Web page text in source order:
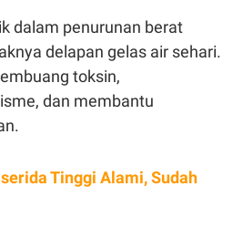
dalam penurunan berat
delapan gelas air sehari.
toksin,
dan membantu
Tinggi Alami, Sudah